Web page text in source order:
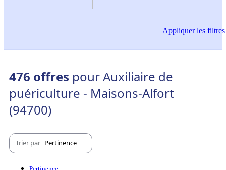
Appliquerles filtres
476 offres pour Auxiliaire de
puériculture - Maisons-Alfort
(94700)
Trier par Pertinence